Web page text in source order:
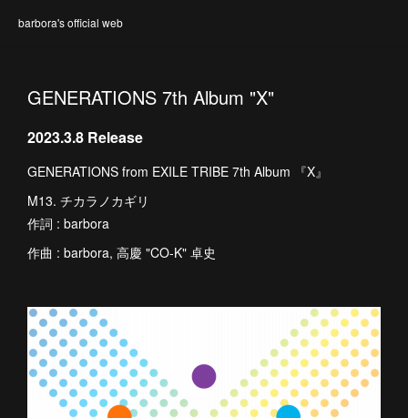
barbora's official web
GENERATIONS 7th Album "X"
2023.3.8 Release
GENERATIONS from EXILE TRIBE 7th Album 『X』
M13. チカラノカギリ
作詞 : barbora
作曲 : barbora, 高慶 "CO-K" 卓史